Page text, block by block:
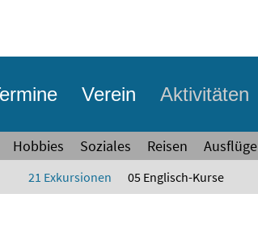
Verein Aktivitäten
Hobbies Soziales Reisen Ausflüge
21 Exkursionen 05 Englisch-Kurse